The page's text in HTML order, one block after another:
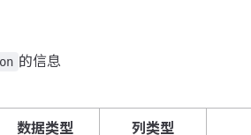
的信息
数据类型 列类型